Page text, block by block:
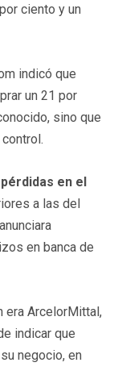
ciento y un
indicó que
un 21 por
sino que
en el
a las del
en banca de
era ArcelorMittal,
indicar que
negocio, en